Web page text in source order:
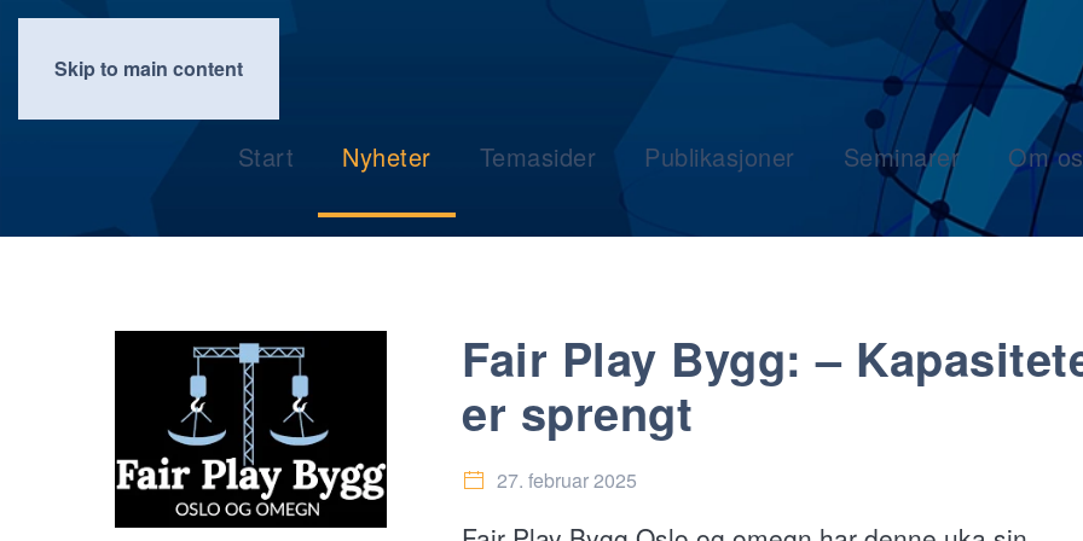
Skip to main content
Start Nyheter Temasider Publikasjoner Seminarer Om
Fair Play Bygg: –
er sprengt
27. februar 2025